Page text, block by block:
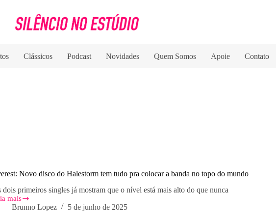
Clássicos Podcast Novidades Quem Somos Apoie Contato
Novo disco do Halestorm tem tudo pra colocar a banda no topo do mundo
dois primeiros singles já mostram que o nível está mais alto do que nunca
mais
Brunno Lopez 5 de junho de 2025